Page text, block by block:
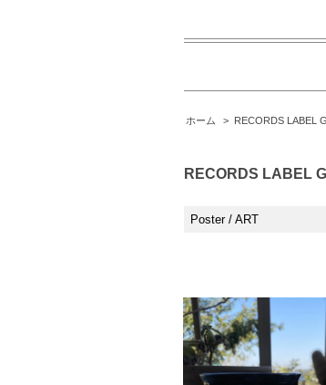
ホーム > RECORDS LABEL
RECORDS LABEL
Poster / ART